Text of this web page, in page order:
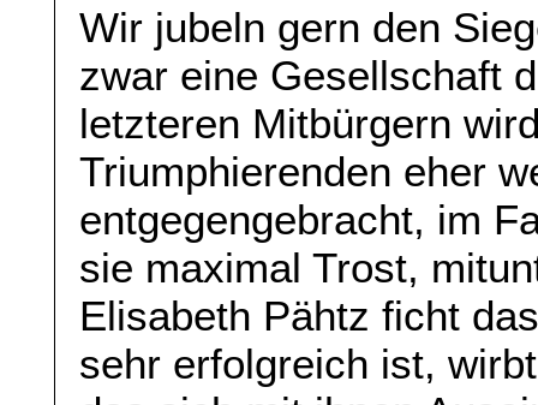
Wir jubeln gern den
zwar eine Gesellschaft
letzteren Mitbürgern
Triumphierenden eher
entgegengebracht, im
sie maximal Trost,
Elisabeth Pähtz ficht
sehr erfolgreich ist,